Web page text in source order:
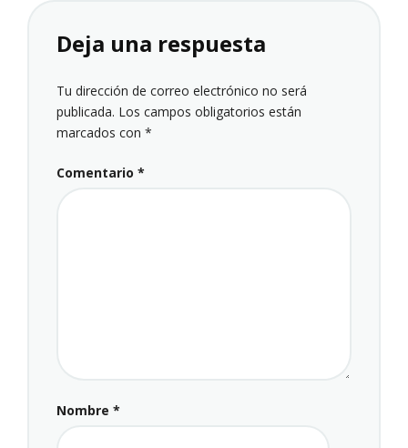
Deja una respuesta
Tu dirección de correo electrónico no será
publicada. Los campos obligatorios están
marcados con *
Comentario *
Nombre *